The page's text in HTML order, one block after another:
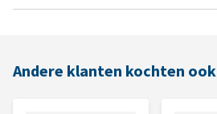
Andere klanten kochten ook